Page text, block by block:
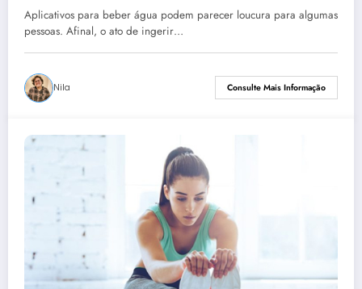
Aplicativos para beber água podem parecer loucura para algumas
pessoas. Afinal, o ato de ingerir…
Nila Consulte Mais Informação